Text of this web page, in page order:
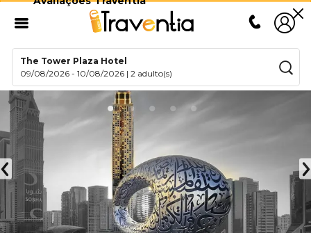
The Tower Plaza Hotel
09/08/2026 -10/08/2026 |2 adulto(s)